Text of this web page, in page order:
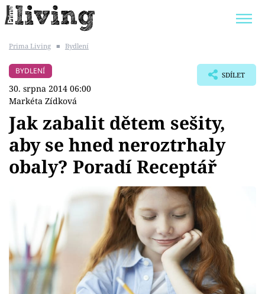
BYDLENÍ SLAVNÝCH
Témata
Bydlení
Design
Sledujte prima+
Prima Living ■ Bydlení
BYDLENÍ
30. srpna 2014 06:00
Markéta Zídková
SDÍLET
Jak zabalit dětem sešity,
aby se hned neroztrhaly
obaly? Poradí Receptář